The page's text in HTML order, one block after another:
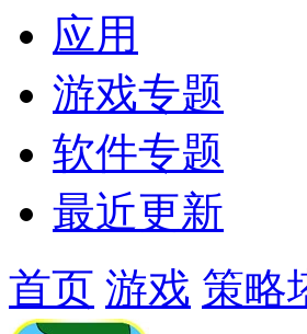
应用
游戏专题
软件专题
最近更新
首页 游戏 策略